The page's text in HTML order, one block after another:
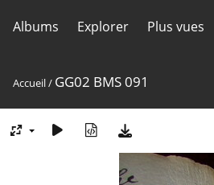
Albums Explorer Plus vues
Accueil/ GG02 BMS 091